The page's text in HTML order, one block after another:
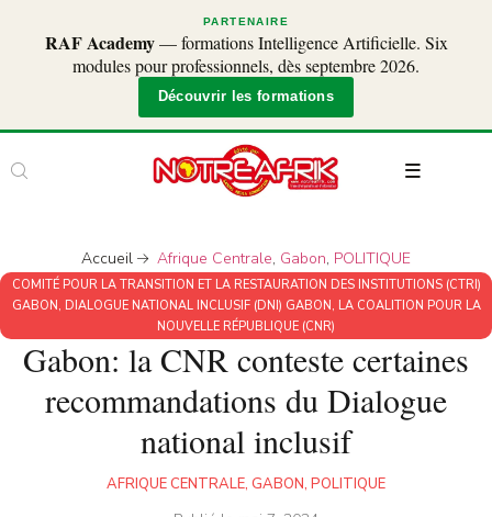
PARTENAIRE
RAF Academy— formations Intelligence Artificielle. Six
modules pour professionnels, dès septembre 2026.
Découvrir les formations
Accueil Afrique Centrale, Gabon, POLITIQUE
COMITÉ POUR LA TRANSITION ET LA RESTAURATION DES INSTITUTIONS (CTRI)
GABON, DIALOGUE NATIONAL INCLUSIF (DNI) GABON, LA COALITION POUR LA
NOUVELLE RÉPUBLIQUE (CNR)
Gabon: la CNR conteste certaines
recommandations du Dialogue
national inclusif
AFRIQUE CENTRALE, GABON, POLITIQUE